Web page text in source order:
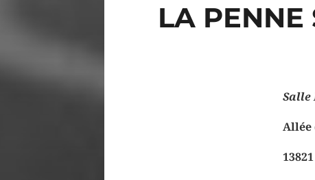
LA PENNE
Salle
Allée